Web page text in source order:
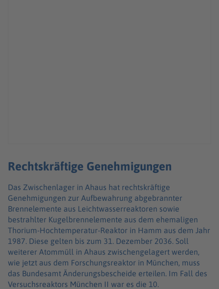
Rechtskräftige Genehmigungen
Das Zwischenlager in Ahaus hat rechtskräftige
Genehmigungen zur Aufbewahrung abgebrannter
Brennelemente aus Leichtwasserreaktoren sowie
bestrahlter Kugelbrennelemente aus dem ehemaligen
Thorium-Hochtemperatur-Reaktor in Hamm aus dem Jahr
1987. Diese gelten bis zum 31. Dezember 2036. Soll
weiterer Atommüll in Ahaus zwischengelagert werden,
wie jetzt aus dem Forschungsreaktor in München, muss
das Bundesamt Änderungsbescheide erteilen. Im Fall des
Versuchsreaktors München II war es die 10.